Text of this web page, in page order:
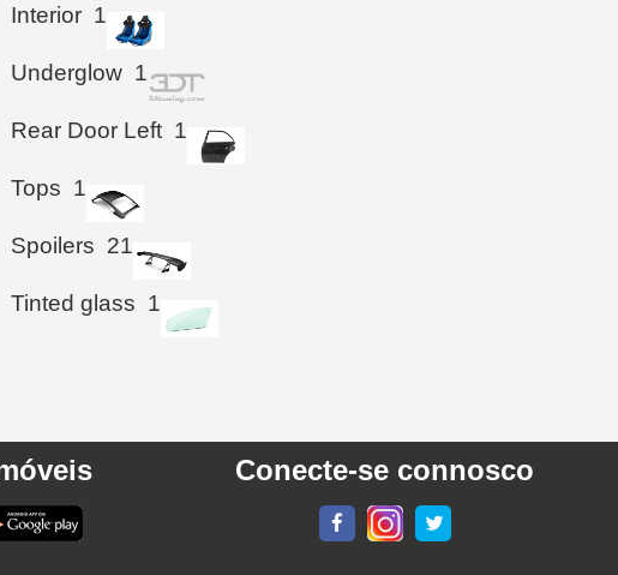
Interior 1
Underglow 1
Rear Door Left 1
Tops 1
Spoilers 21
Tinted glass 1
Conecte-se connosco